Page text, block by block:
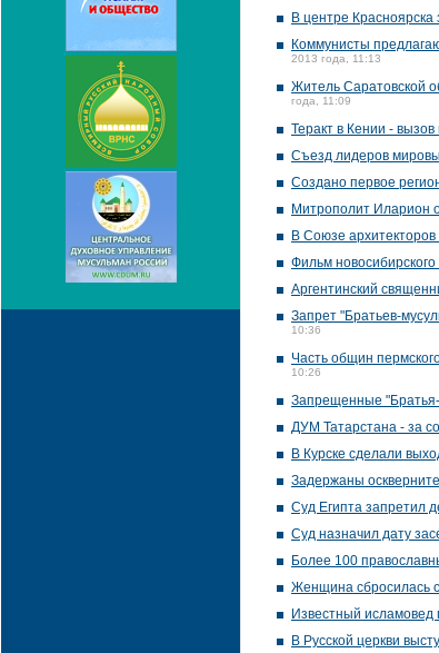
В центре
Коммунисты
2013 года, 11:13
Житель Саратовской
года, 11:09
Теракт в Кении -
Съезд лидеров
Создано первое
Митрополит Иларион
В Союзе архитекторов
Фильм
Аргентинский
Запрет "Братьев-
10:36
Часть общин
10:26
Запрещенные "Братья-
ДУМ Татарстана - за
В Курске сделали
Задержаны
Суд Египта запретил
Суд назначил дату
Более 100
Женщина сбросилась
Известный исламовед
В Русской церкви